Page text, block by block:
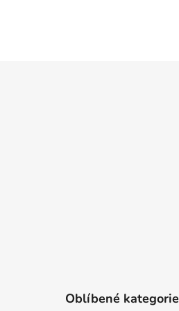
Oblíbené kategorie